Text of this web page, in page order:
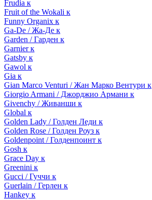
Frudia к
Fruit of the Wokali к
Funny Organix к
Ga-De / Жа-Де к
Garden / Гарден к
Garnier к
Gatsby к
Gawol к
Gia к
Gian Marco Venturi / Жан Марко Вентури к
Giorgio Armani / Джорджио Армани к
Givenchy / Живанши к
Global к
Golden Lady / Голден Леди к
Golden Rose / Голден Роуз к
Goldenpoint / Голденпоинт к
Gosh к
Grace Day к
Greenini к
Gucci / Гуччи к
Guerlain / Герлен к
Hankey к